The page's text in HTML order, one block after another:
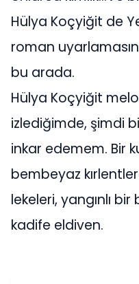
Hülya Koçyiğit de
roman
bu arada.
Hülya Koçyiğit
izlediğimde, şimdi
inkar edemem. Bir
bembeyaz
lekeleri, yangınlı
kadife eldiven.